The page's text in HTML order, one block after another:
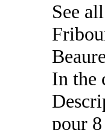
See
In the
pour